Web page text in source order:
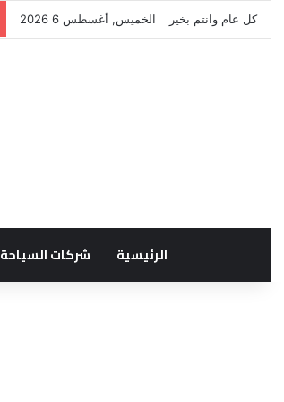
كل عام وانتم بخير الخميس, أغسطس 6 2026
الرئيسية شركات السياحة